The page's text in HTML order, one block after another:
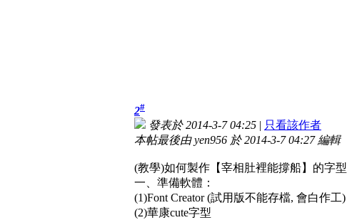
2#
發表於 2014-3-7 04:25 | 只看該作者
本帖最後由 yen956 於 2014-3-7 04:27 編輯
(教學)如何製作【宰相肚裡能撐船】的字
一、準備軟體：
(1)Font Creator (試用版不能存檔, 會白作工)
(2)華康cute字型